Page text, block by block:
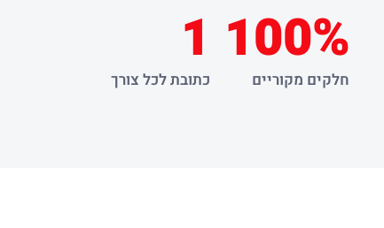
100%
חלקים מקוריים
1
כתובת לכל צורך